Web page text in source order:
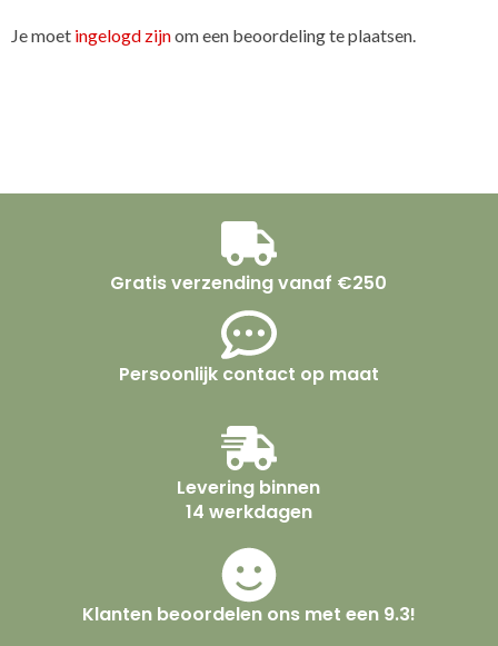
Je moet ingelogd zijnom een beoordeling te plaatsen.
Gratis verzending vanaf €250
Persoonlijk contact op maat
Levering binnen
14 werkdagen
Klanten beoordelen ons met een 9.3!